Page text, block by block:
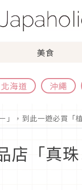
美食
北海道 沖繩
，到此一遊必買「植
店「真